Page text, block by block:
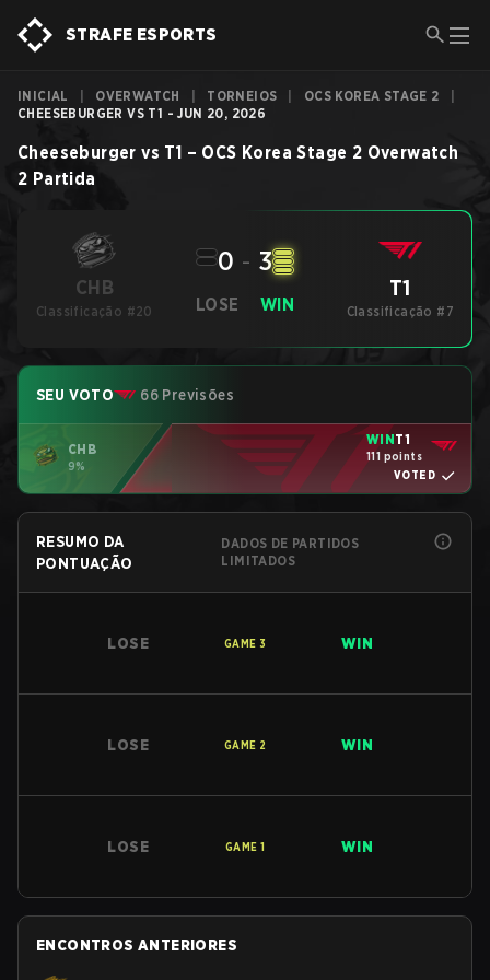
STRAFE ESPORTS
INICIAL OVERWATCH TORNEIOS OCS KOREA STAGE 2
CHEESEBURGER VS T1 - JUN 20, 2026
Cheeseburger vs T1 – OCS Korea Stage 2 Overwatch
2 Partida
CHB
Classificação #20 LOSE
0 - 3
WIN
T1
Classificação #7
SEU VOTO 66 Previsões
CHB
9%
WINT1
111 points
VOTED
RESUMO DA
PONTUAÇÃO
DADOS DE PARTIDOS
LIMITADOS
LOSE GAME 3 WIN
LOSE GAME 2 WIN
LOSE GAME 1 WIN
ENCONTROS ANTERIORES